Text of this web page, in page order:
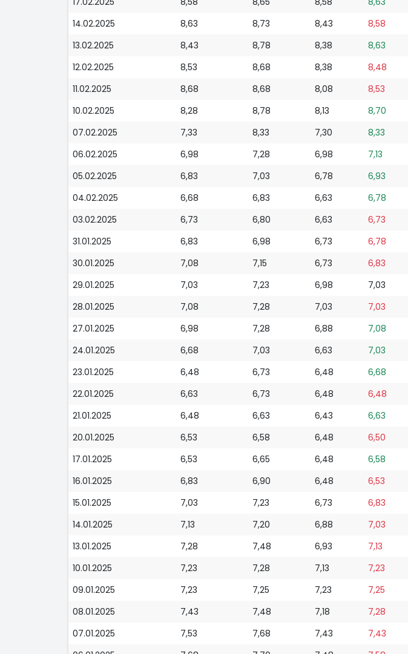
14.02.2025
8,63 8,73 8,43 8,58
13.02.2025
8,43 8,78 8,38 8,63
12.02.2025
8,53 8,68 8,38 8,48
11.02.2025
8,68 8,68 8,08 8,53
10.02.2025
8,28 8,78 8,13 8,70
07.02.2025
7,33 8,33 7,30 8,33
06.02.2025
6,98 7,28 6,98 7,13
05.02.2025
6,83 7,03 6,78 6,93
04.02.2025
6,68 6,83 6,63 6,78
03.02.2025
6,73 6,80 6,63 6,73
31.01.2025
6,83 6,98 6,73 6,78
30.01.2025
7,08 7,15 6,73 6,83
29.01.2025
7,03 7,23 6,98 7,03
28.01.2025
7,08 7,28 7,03 7,03
27.01.2025
6,98 7,28 6,88 7,08
24.01.2025
6,68 7,03 6,63 7,03
23.01.2025
6,48 6,73 6,48 6,68
22.01.2025
6,63 6,73 6,48 6,48
21.01.2025
6,48 6,63 6,43 6,63
20.01.2025
6,53 6,58 6,48 6,50
17.01.2025
6,53 6,65 6,48 6,58
16.01.2025
6,83 6,90 6,48 6,53
15.01.2025
7,03 7,23 6,73 6,83
14.01.2025
7,13 7,20 6,88 7,03
13.01.2025
7,28 7,48 6,93 7,13
10.01.2025
7,23 7,28 7,13 7,23
09.01.2025
7,23 7,25 7,23 7,25
08.01.2025
7,43 7,48 7,18 7,28
07.01.2025
7,53 7,68 7,43 7,43